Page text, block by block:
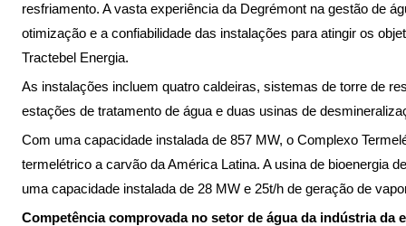
resfriamento. A vasta experiência da Degrémont na gestão de
otimização e a confiabilidade das instalações para atingir os
Tractebel Energia.
As instalações incluem quatro caldeiras, sistemas de torre de
estações de tratamento de água e duas usinas de
Com uma capacidade instalada de 857 MW, o Complexo
termelétrico a carvão da América Latina. A usina de bioenergia
uma capacidade instalada de 28 MW e 25t/h de geração de
Competência comprovada no setor de água da indústria da